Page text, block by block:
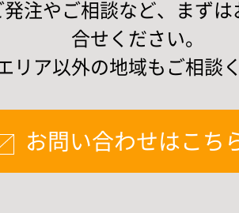
発注やご相談など、まずは
合せください。
リア以外の地域もご相談
お問い合わせはこち